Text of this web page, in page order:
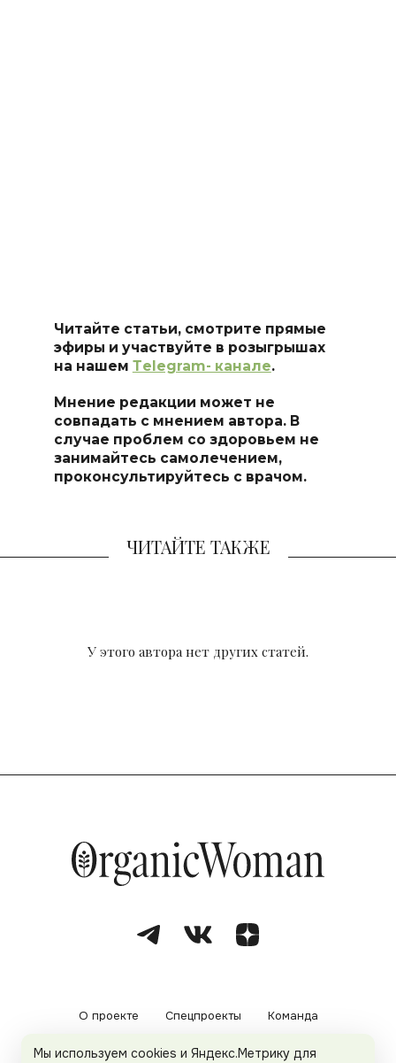
Читайте статьи, смотрите прямые
эфиры и участвуйте в розыгрышах
на нашем Тelegram- канале.
Мнение редакции может не
совпадать с мнением автора. В
случае проблем со здоровьем не
занимайтесь самолечением,
проконсультируйтесь с врачом.
ЧИТАЙТЕ ТАКЖЕ
У этого автора нет других статей.
О проекте Спецпроекты Команда
Рекламодателям Политика конфиденциальности
Мы используем cookies и Яндекс.Метрику для